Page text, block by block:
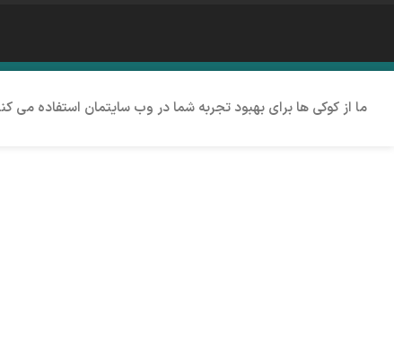
ما از کوکی ها برای بهبود تجربه شما در وب سایتمان استفاده